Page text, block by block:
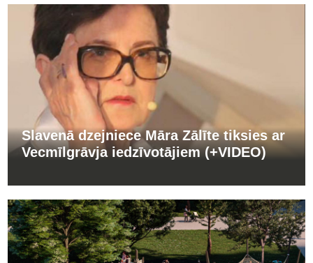
Slavenā dzejniece Māra Zālīte tiksies ar
Vecmīlgrāvja iedzīvotājiem (+VIDEO)